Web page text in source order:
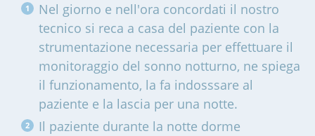
Nel giorno e nell'ora concordati il nostro
tecnico si reca a casa del paziente con la
strumentazione necessaria per effettuare il
monitoraggio del sonno notturno, ne spiega
il funzionamento, la fa indosssare al
paziente e la lascia per una notte.
Il paziente durante la notte dorme